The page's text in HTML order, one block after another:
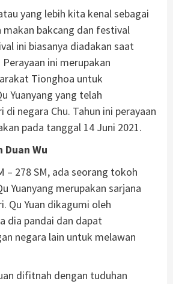
yang lebih kita kenal sebagai
makan bakcang dan festival
ini biasanya diadakan saat
ini merupakan
Tionghoa untuk
Yuanyang yang telah
negara Chu. Tahun ini perayaan
pada tanggal 14 Juni 2021.
Duan Wu
– 278 SM, ada seorang tokoh
Yuanyang merupakan sarjana
Qu Yuan dikagumi oleh
dia pandai dan dapat
negara lain untuk melawan
difitnah dengan tuduhan